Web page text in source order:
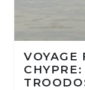
VOYAGE